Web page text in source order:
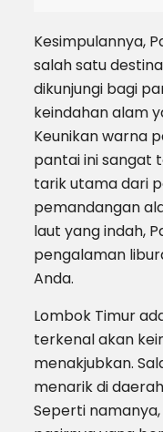
Kesimpulannya,
salah satu
dikunjungi bagi
keindahan alam
Keunikan warna
pantai ini sangat
tarik utama dari
pemandangan
laut yang indah,
pengalaman
Anda.
Lombok Timur
terkenal akan
menakjubkan.
menarik di
Seperti